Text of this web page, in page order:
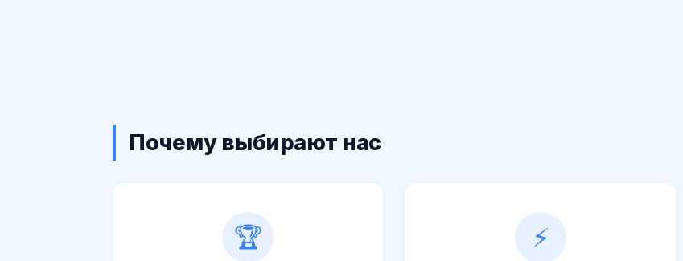
Почему выбирают нас
🏆 ⚡